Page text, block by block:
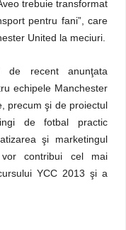
trebuie transformat
pentru fani”, care
United la meciuri.
de
recent anunţata
echipele Manchester
precum şi de proiectul
de fotbal practic
şi marketingul
vor contribui cel mai
YCC 2013 şi a